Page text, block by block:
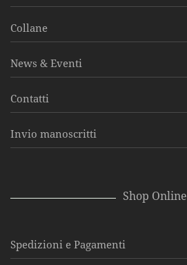
Collane
News & Eventi
Contatti
Invio manoscritti
Shop Online
Spedizioni e Pagamenti